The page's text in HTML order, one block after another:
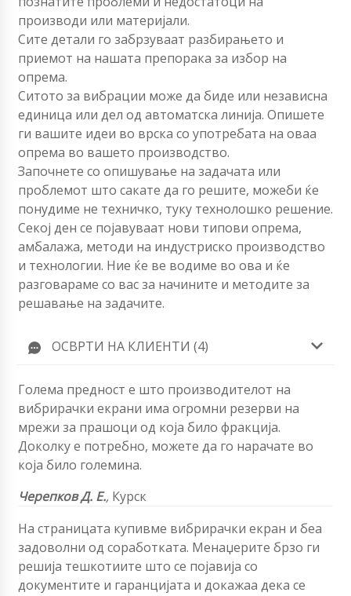
производи или материјали.
Сите детали го забрзуваат разбирањето и
приемот на нашата препорака за избор на
опрема.
Ситото за вибрации може да биде или независна
единица или дел од автоматска линија. Опишете
ги вашите идеи во врска со употребата на оваа
опрема во вашето производство.
Започнете со опишување на задачата или
проблемот што сакате да го решите, можеби ќе
понудиме не техничко, туку технолошко решение.
Секој ден се појавуваат нови типови опрема,
амбалажа, методи на индустриско производство
и технологии. Ние ќе ве водиме во ова и ќе
разговараме со вас за начините и методите за
решавање на задачите.
ОСВРТИ НА КЛИЕНТИ (4)
Голема предност е што производителот на
вибрирачки екрани има огромни резерви на
мрежи за прашоци од која било фракција.
Доколку е потребно, можете да го нарачате во
која било големина.
Черепков Д. Е., Курск
На страницата купивме вибрирачки екран и беа
задоволни од соработката. Менаџерите брзо ги
решија тешкотиите што се појавија со
документите и гаранцијата и докажаа дека се